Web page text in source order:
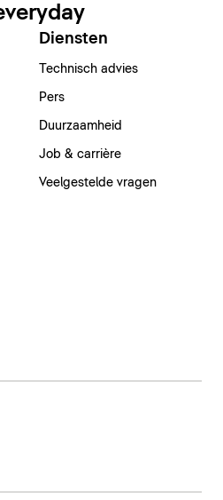
Diensten
Technisch advies
Pers
Duurzaamheid
Job & carrière
Veelgestelde vragen